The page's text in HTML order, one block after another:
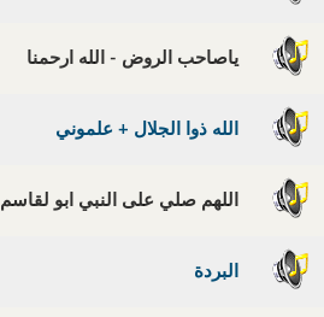
ياصاحب الروض - الله ارحمنا
الله ذوا الجلال + علموني
اللهم صلي على النبي ابو لقاسم
البردة